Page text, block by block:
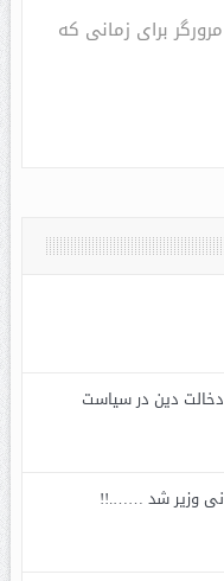
برای زمانی که
دین در سیاست
وزیر شد …….!!